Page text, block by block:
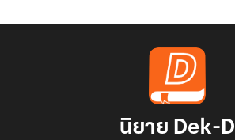
นิยาย Dek-D